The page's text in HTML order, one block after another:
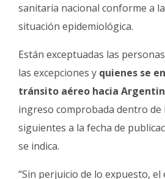
sanitaria nacional conforme a
situación epidemiológica.
Están exceptuadas las
las excepciones y quienes se
tránsito aéreo hacia
ingreso comprobada dentro de
siguientes a la fecha de
se indica.
“Sin perjuicio de lo expuesto,